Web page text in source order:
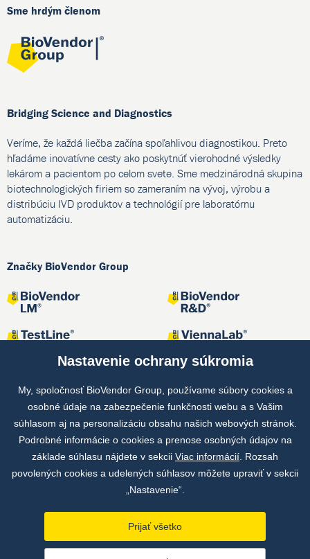
Sme hrdým členom
Bridging Science and Diagnostics
Veríme, že každá liečba začína spoľahlivou diagnostikou. Preto
hľadáme inovatívne cesty ako poskytnúť vierohodné výsledky
lekárom a pacientom po celom svete. Sme medzinárodná skupina
biotechnologických firiem so zameraním na vývoj, výrobu a
distribúciu IVD produktov a technológií pre laboratórnu
automatizáciu.
Značky BioVendor Group
Spoločné projekty
Nastavenie ochrany súkromia
My, spoločnosť BioVendor Group, používame súbory cookies a
osobné údaje na zabezpečenie funkčnosti webu a s Vašim
súhlasom aj na personalizáciu obsahu našich webových stránok.
Podrobné informácie o cookies a prenose osobných údajov na
základe súhlasu nájdete v sekcii Viac informácií . Rozsah
povolených cookies a udelených súhlasov môžete upraviť v sekcii
„Nastavenie“.
Prijať všetko